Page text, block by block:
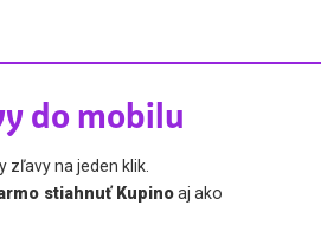
do mobilu
zľavy na jeden klik.
stiahnuť Kupinoaj ako